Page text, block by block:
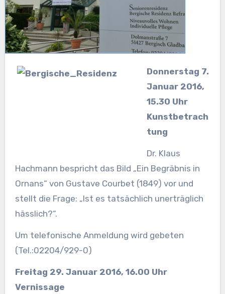
Donnerstag 7.
Januar 2016,
15.30 Uhr
Kunstbetrach
tung
Dr. Klaus
Hachmann bespricht das Bild „Ein Begräbnis in
Ornans“ von Gustave Courbet (1849) vor und
stellt die Frage: „Ist es tatsächlich unerträglich
hässlich?“.
Um telefonische Anmeldung wird gebeten
(Tel.:02204/929-0)
Freitag 29. Januar 2016, 16.00 Uhr
Vernissage